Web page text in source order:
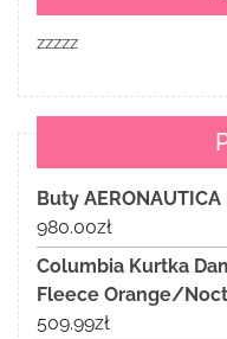
zzzzz
Buty AERONAUTICA
980.00zł
Columbia Kurtka
Fleece Orange/
509.99zł